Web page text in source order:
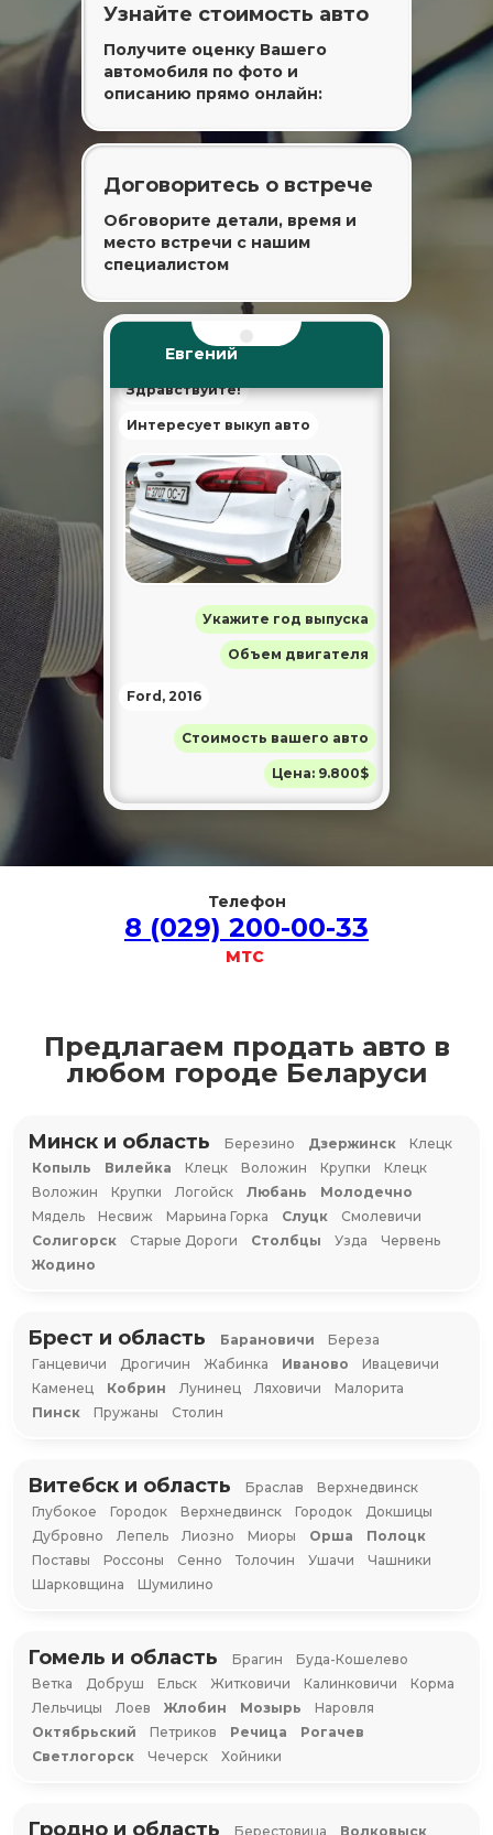
Узнайте стоимость авто
Получите оценку Вашего
автомобиля по фото и
описанию прямо онлайн:
Договоритесь о встрече
Обговорите детали, время и
место встречи с нашим
специалистом
Евгений
Здравствуйте!
Интересует выкуп авто
Укажите год выпуска
Объем двигателя
Ford, 2016
Стоимость вашего авто
Цена: 9.800$
Телефон
8 (029) 200-00-33
МТС
Предлагаем продать авто в
любом городе Беларуси
Минск и область Березино Дзержинск
Клецк
Копыль
Вилейка Клецк Воложин Крупки
Клецк
Воложин
Крупки Логойск Любань
Молодечно
Мядель
Несвиж Марьина Горка Слуцк
Смолевичи
Солигорск
Старые Дороги Столбцы Узда
Червень
Жодино
Брест и область Барановичи
Береза
Ганцевичи
Дрогичин Жабинка Иваново
Ивацевичи
Каменец
Кобрин Лунинец Ляховичи
Малорита
Пинск
Пружаны Столин
Витебск и область Браслав
Верхнедвинск
Глубокое
Городок Верхнедвинск Городок
Докшицы
Дубровно
Лепель Лиозно Миоры Орша
Полоцк
Поставы
Россоны Сенно Толочин Ушачи
Чашники
Шарковщина
Шумилино
Гомель и область Брагин
Буда-Кошелево
Ветка
Добруш Ельск Житковичи Калинковичи
Корма
Лельчицы
Лоев Жлобин Мозырь
Наровля
Октябрьский
Петриков Речица
Рогачев
Светлогорск
Чечерск Хойники
Гродно и область Берестовица Волковыск